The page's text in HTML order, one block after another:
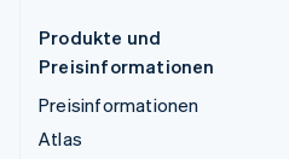
Produkte und
Preisinformationen
Preisinformationen
Atlas